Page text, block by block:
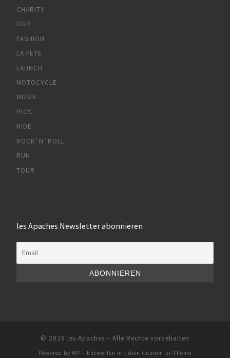
CHARITY
DGR
FASHION
LA FETE
LAUNCH
MOTOCYCLE
MUSIK
PICS
RIDE
ROCK`N`ROLL
RUN
TOUR
les Apaches Newsletter abonnieren
© 2026 les Apaches – Alle Rechte vorbehalten
Powered by WP – Entworfen mit dem Customizr-Theme